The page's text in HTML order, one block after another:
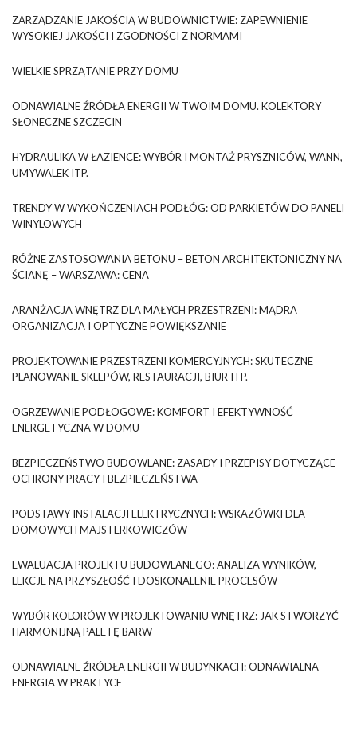
ZARZĄDZANIE JAKOŚCIĄ W BUDOWNICTWIE: ZAPEWNIENIE
WYSOKIEJ JAKOŚCI I ZGODNOŚCI Z NORMAMI
WIELKIE SPRZĄTANIE PRZY DOMU
ODNAWIALNE ŹRÓDŁA ENERGII W TWOIM DOMU. KOLEKTORY
SŁONECZNE SZCZECIN
HYDRAULIKA W ŁAZIENCE: WYBÓR I MONTAŻ PRYSZNICÓW, WANN,
UMYWALEK ITP.
TRENDY W WYKOŃCZENIACH PODŁÓG: OD PARKIETÓW DO PANELI
WINYLOWYCH
RÓŻNE ZASTOSOWANIA BETONU – BETON ARCHITEKTONICZNY NA
ŚCIANĘ – WARSZAWA: CENA
ARANŻACJA WNĘTRZ DLA MAŁYCH PRZESTRZENI: MĄDRA
ORGANIZACJA I OPTYCZNE POWIĘKSZANIE
PROJEKTOWANIE PRZESTRZENI KOMERCYJNYCH: SKUTECZNE
PLANOWANIE SKLEPÓW, RESTAURACJI, BIUR ITP.
OGRZEWANIE PODŁOGOWE: KOMFORT I EFEKTYWNOŚĆ
ENERGETYCZNA W DOMU
BEZPIECZEŃSTWO BUDOWLANE: ZASADY I PRZEPISY DOTYCZĄCE
OCHRONY PRACY I BEZPIECZEŃSTWA
PODSTAWY INSTALACJI ELEKTRYCZNYCH: WSKAZÓWKI DLA
DOMOWYCH MAJSTERKOWICZÓW
EWALUACJA PROJEKTU BUDOWLANEGO: ANALIZA WYNIKÓW,
LEKCJE NA PRZYSZŁOŚĆ I DOSKONALENIE PROCESÓW
WYBÓR KOLORÓW W PROJEKTOWANIU WNĘTRZ: JAK STWORZYĆ
HARMONIJNĄ PALETĘ BARW
ODNAWIALNE ŹRÓDŁA ENERGII W BUDYNKACH: ODNAWIALNA
ENERGIA W PRAKTYCE